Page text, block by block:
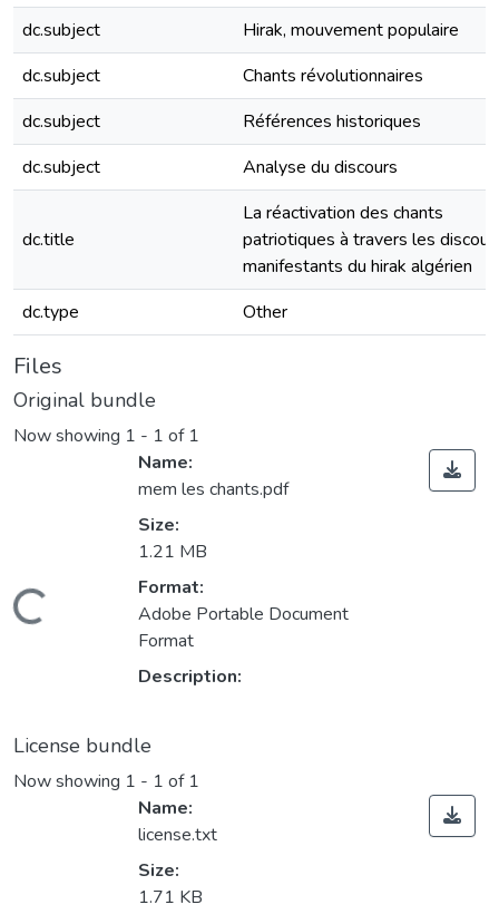
dc.subject
Hirak, mouvement populaire
dc.subject
Chants révolutionnaires
dc.subject
Références historiques
dc.subject
Analyse du discours
dc.title
La réactivation des chants
patriotiques à travers les
manifestants du hirak algérien
dc.type
Other
Files
Original bundle
Now showing 1 - 1 of 1
Loading...
Name:
mem les chants.pdf
Size:
1.21 MB
Format:
Adobe Portable Document
Format
Description:
License bundle
Now showing 1 - 1 of 1
Name:
license.txt
Size:
1.71 KB